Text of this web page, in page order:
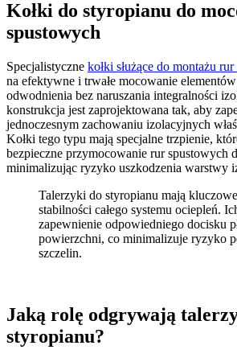
Kołki do styropianu do
spustowych
Specjalistyczne kołki służące do montażu
na efektywne i trwałe mocowanie
odwodnienia bez naruszania integralności
konstrukcja jest zaprojektowana tak, aby
jednoczesnym zachowaniu izolacyjnych
Kołki tego typu mają specjalne trzpienie,
bezpieczne przymocowanie rur spustowych
minimalizując ryzyko uszkodzenia warstwy
Talerzyki do styropianu mają
stabilności całego systemu ociepleń.
zapewnienie odpowiedniego docisku
powierzchni, co minimalizuje ryzyko
szczelin.
Jaką rolę odgrywają
styropianu?